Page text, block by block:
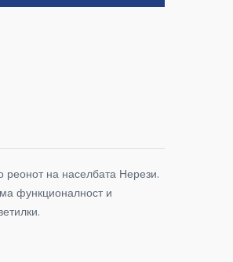
реонот на населбата Нерези.
функционалност и